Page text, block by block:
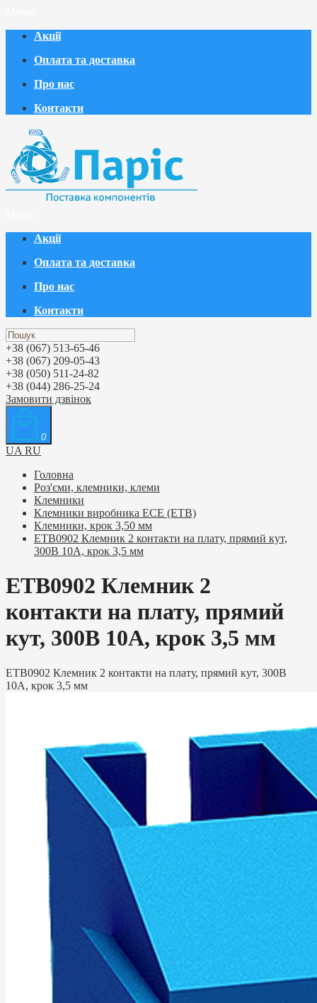
Акції
Оплата та доставка
Про нас
Контакти
Акції
Оплата та доставка
Про нас
Контакти
+38 (067) 513-65-46
+38 (067) 209-05-43
+38 (050) 511-24-82
+38 (044) 286-25-24
Замовити дзвінок
0
UA RU
Головна
Роз'єми, клемники, клеми
Клемники
Клемники виробника ЕСЕ (ETB)
Клемники, крок 3,50 мм
ETB0902 Клемник 2 контакти на плату, прямий кут,
300В 10А, крок 3,5 мм
ETB0902 Клемник 2
контакти на плату, прямий
кут, 300В 10А, крок 3,5 мм
ETB0902 Клемник 2 контакти на плату, прямий кут, 300В
10А, крок 3,5 мм